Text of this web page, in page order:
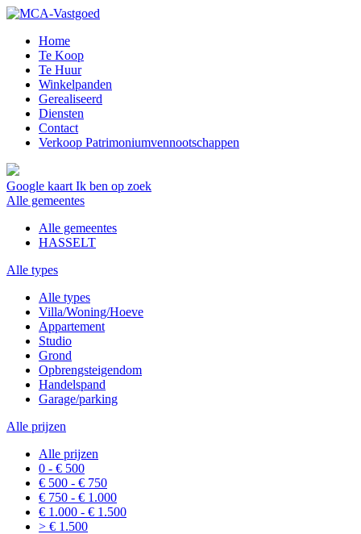
Home
Te Koop
Te Huur
Winkelpanden
Gerealiseerd
Diensten
Contact
Verkoop Patrimoniumvennootschappen
Google kaart Ik ben op zoek
Alle gemeentes
Alle gemeentes
HASSELT
Alle types
Alle types
Villa/Woning/Hoeve
Appartement
Studio
Grond
Opbrengsteigendom
Handelspand
Garage/parking
Alle prijzen
Alle prijzen
0 - € 500
€ 500 - € 750
€ 750 - € 1.000
€ 1.000 - € 1.500
> € 1.500